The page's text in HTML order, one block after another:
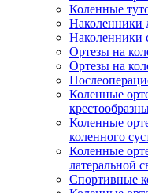
Коленные
Наколенники
Наколенники
Ортезы на
Ортезы на
Коленные
Коленные
коленного
Коленные
латеральной
Спортивные